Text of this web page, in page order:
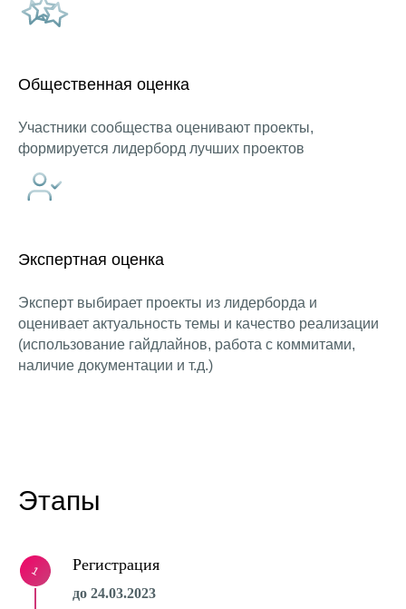
Общественная оценка
Участники сообщества оценивают проекты,
формируется лидерборд лучших проектов
Экспертная оценка
Эксперт выбирает проекты из лидерборда и
оценивает актуальность темы и качество реализации
(использование гайдлайнов, работа с коммитами,
наличие документации и т.д.)
Этапы
1 Регистрация
до 24.03.2023